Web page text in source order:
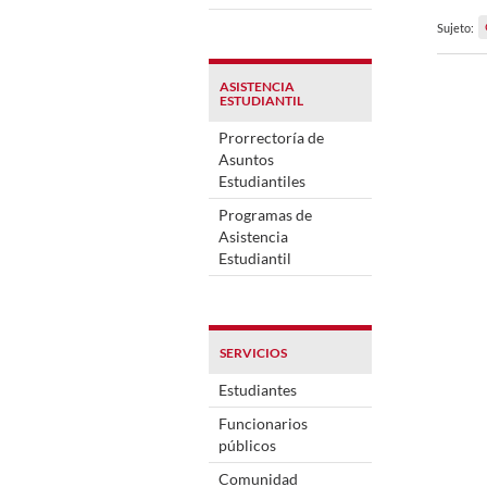
ASISTENCIA
ESTUDIANTIL
Prorrectoría de
Asuntos
Estudiantiles
Programas de
Asistencia
Estudiantil
SERVICIOS
Estudiantes
Funcionarios
públicos
Comunidad
Sujeto: